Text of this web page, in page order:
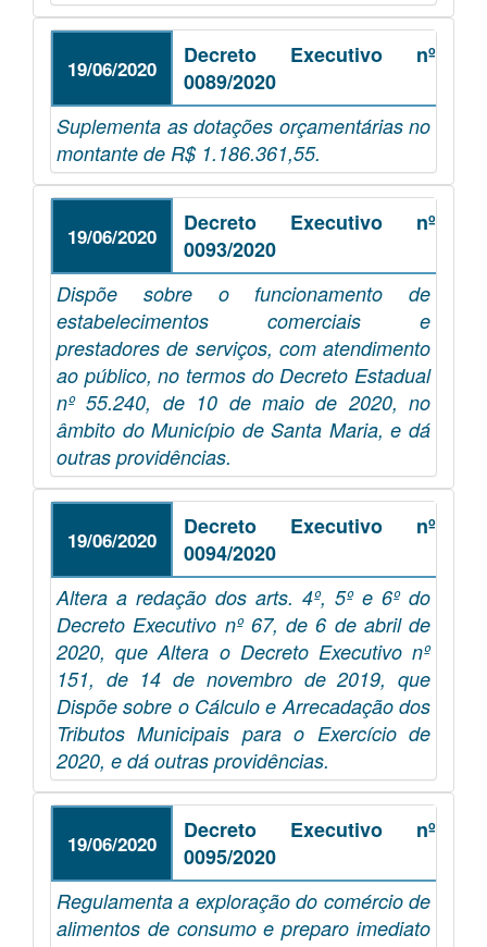
19/06/2020
Decreto Executivo nº
0089/2020
Suplementa as dotações orçamentárias no
montante de R$ 1.186.361,55.
19/06/2020
Decreto Executivo nº
0093/2020
Dispõe sobre o funcionamento de
estabelecimentos comerciais e
prestadores de serviços, com atendimento
ao público, no termos do Decreto Estadual
nº 55.240, de 10 de maio de 2020, no
âmbito do Município de Santa Maria, e dá
outras providências.
19/06/2020
Decreto Executivo nº
0094/2020
Altera a redação dos arts. 4º, 5º e 6º do
Decreto Executivo nº 67, de 6 de abril de
2020, que Altera o Decreto Executivo nº
151, de 14 de novembro de 2019, que
Dispõe sobre o Cálculo e Arrecadação dos
Tributos Municipais para o Exercício de
2020, e dá outras providências.
19/06/2020
Decreto Executivo nº
0095/2020
Regulamenta a exploração do comércio de
alimentos de consumo e preparo imediato